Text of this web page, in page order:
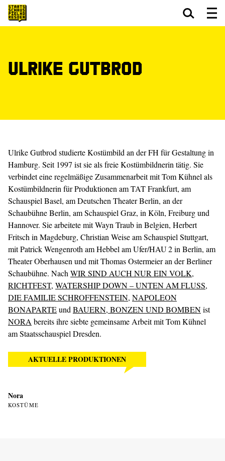
Ulrike Gutbrod
Ulrike Gutbrod studierte Kostümbild an der FH für Gestaltung in
Hamburg. Seit 1997 ist sie als freie Kostümbildnerin tätig. Sie
verbindet eine regelmäßige Zusammenarbeit mit Tom Kühnel als
Kostümbildnerin für Produktionen am TAT Frankfurt, am
Schauspiel Basel, am Deutschen Theater Berlin, an der
Schaubühne Berlin, am Schauspiel Graz, in Köln, Freiburg und
Hannover. Sie arbeitete mit Wayn Traub in Belgien, Herbert
Fritsch in Magdeburg, Christian Weise am Schauspiel Stuttgart,
mit Patrick Wengenroth am Hebbel am Ufer/HAU 2 in Berlin, am
Theater Oberhausen und mit Thomas Ostermeier an der Berliner
Schaubühne. Nach WIR SIND AUCH NUR EIN VOLK,
RICHTFEST, WATERSHIP DOWN – UNTEN AM FLUSS,
DIE FAMILIE SCHROFFENSTEIN, NAPOLEON
BONAPARTEund BAUERN, BONZEN UND BOMBENist
NORA bereits ihre siebte gemeinsame Arbeit mit Tom Kühnel
am Staatsschauspiel Dresden.
AKTUELLE PRODUKTIONEN
Nora
KOSTÜME